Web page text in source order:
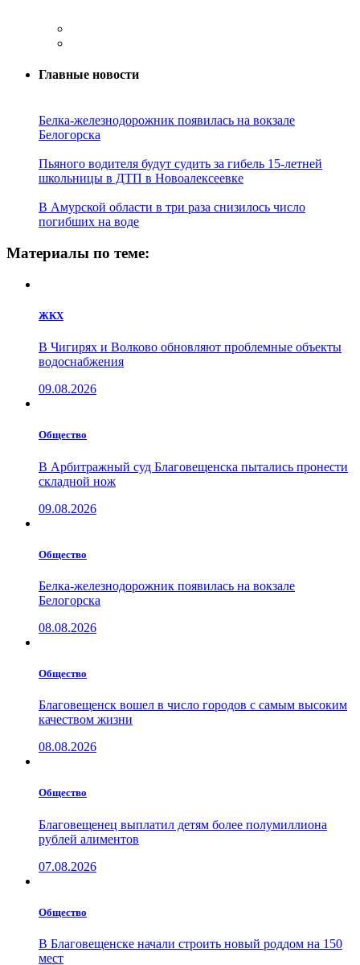
Главные новости
Белка-железнодорожник появилась на вокзале
Белогорска
Пьяного водителя будут судить за гибель 15-летней
школьницы в ДТП в Новоалексеевке
В Амурской области в три раза снизилось число
погибших на воде
Материалы по теме:
ЖКХ
В Чигирях и Волково обновляют проблемные объекты
водоснабжения
09.08.2026
Общество
В Арбитражный суд Благовещенска пытались пронести
складной нож
09.08.2026
Общество
Белка-железнодорожник появилась на вокзале
Белогорска
08.08.2026
Общество
Благовещенск вошел в число городов с самым высоким
качеством жизни
08.08.2026
Общество
Благовещенец выплатил детям более полумиллиона
рублей алиментов
07.08.2026
Общество
В Благовещенске начали строить новый роддом на 150
мест